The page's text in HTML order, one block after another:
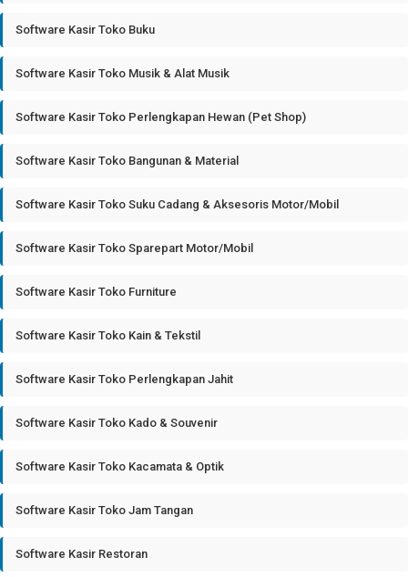
Software Kasir Toko Buku
Software Kasir Toko Musik & Alat Musik
Software Kasir Toko Perlengkapan Hewan (Pet Shop)
Software Kasir Toko Bangunan & Material
Software Kasir Toko Suku Cadang & Aksesoris Motor/Mobil
Software Kasir Toko Sparepart Motor/Mobil
Software Kasir Toko Furniture
Software Kasir Toko Kain & Tekstil
Software Kasir Toko Perlengkapan Jahit
Software Kasir Toko Kado & Souvenir
Software Kasir Toko Kacamata & Optik
Software Kasir Toko Jam Tangan
Software Kasir Restoran